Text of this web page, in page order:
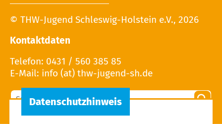
© THW-Jugend Schleswig-Holstein e.V., 2026
Kontaktdaten
Telefon: 0431 / 560 385 85
E-Mail: info (at) thw-jugend-sh.de